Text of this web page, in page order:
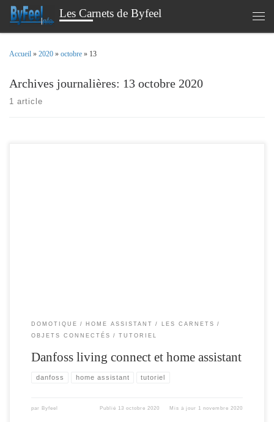
Passer au contenuLes Carnets de Byfeel
Accueil » 2020 » octobre » 13
Archives journalières: 13 octobre 2020
1 article
DOMOTIQUE HOME ASSISTANT
LES CARNETS
OBJETS CONNECTÉS
TUTORIEL
Danfoss living connect et home assistant
danfoss home assistant tutoriel
par Byfeel Publié 13 octobre 2020 Mis à jour 1 novembre 2020